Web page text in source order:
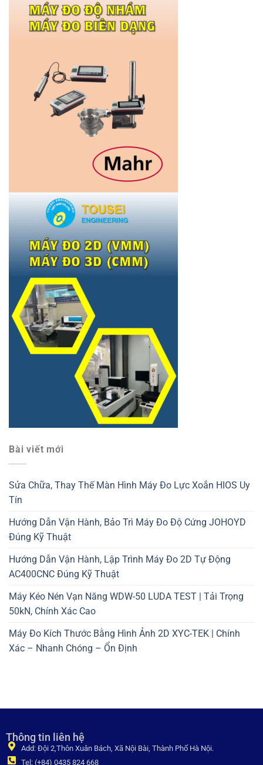
Bài viết mới
Sửa Chữa, Thay Thế Màn Hình Máy Đo Lực Xoắn HIOS Uy
Tín
Hướng Dẫn Vận Hành, Bảo Trì Máy Đo Độ Cứng JOHOYD
Đúng Kỹ Thuật
Hướng Dẫn Vận Hành, Lập Trình Máy Đo 2D Tự Động
AC400CNC Đúng Kỹ Thuật
Máy Kéo Nén Vạn Năng WDW-50 LUDA TEST | Tải Trọng
50kN, Chính Xác Cao
Máy Đo Kích Thước Bằng Hình Ảnh 2D XYC-TEK | Chính
Xác – Nhanh Chóng – Ổn Định
Thông tin liên hệ
Add: Đội 2,Thôn Xuân Bách, Xã Nội Bài, Thành Phố Hà Nội.
Tel: (+84) 0435 824 668